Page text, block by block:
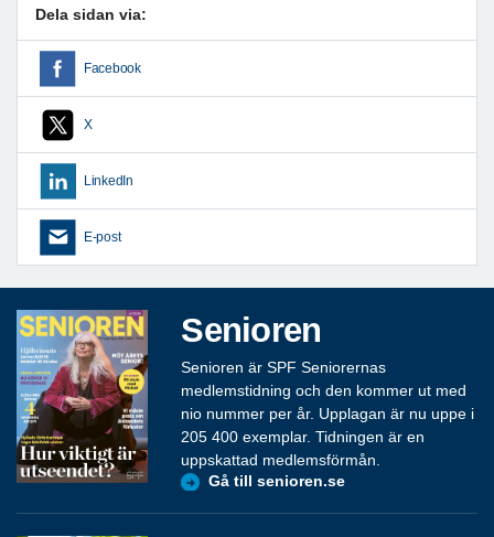
Dela sidan via:
Facebook
X
LinkedIn
E-post
Senioren
Senioren är SPF Seniorernas
medlemstidning och den kommer ut med
nio nummer per år. Upplagan är nu uppe i
205 400 exemplar. Tidningen är en
uppskattad medlemsförmån.
Gå till senioren.se